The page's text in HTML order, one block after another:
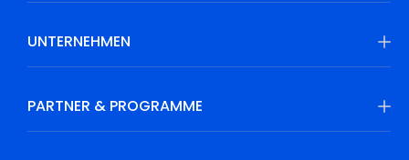
UNTERNEHMEN
PARTNER & PROGRAMME